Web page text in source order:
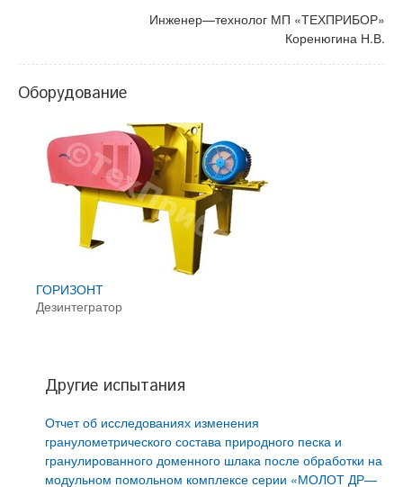
Инженер—технолог МП «ТЕХПРИБОР»
Коренюгина Н.В.
Оборудование
ГОРИЗОНТ
Дезинтегратор
Другие испытания
Отчет об исследованиях изменения
гранулометрического состава природного песка и
гранулированного доменного шлака после обработки на
модульном помольном комплексе серии «МОЛОТ ДР—